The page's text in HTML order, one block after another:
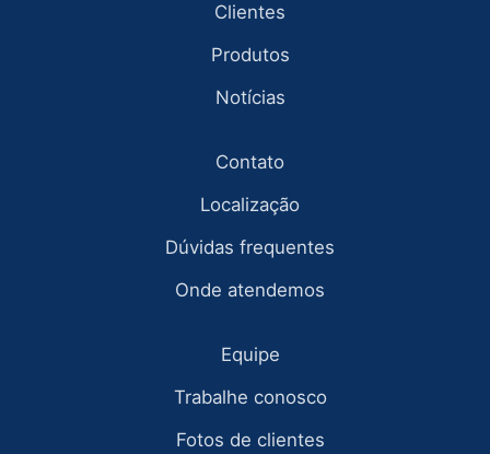
Clientes
Produtos
Notícias
Contato
Localização
Dúvidas frequentes
Onde atendemos
Equipe
Trabalhe conosco
Fotos de clientes